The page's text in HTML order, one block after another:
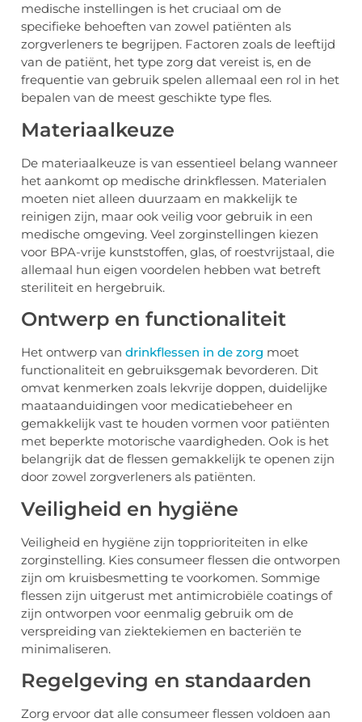
medische instellingen is het cruciaal om de
specifieke behoeften van zowel patiënten als
zorgverleners te begrijpen. Factoren zoals de leeftijd
van de patiënt, het type zorg dat vereist is, en de
frequentie van gebruik spelen allemaal een rol in het
bepalen van de meest geschikte type fles.
Materiaalkeuze
De materiaalkeuze is van essentieel belang wanneer
het aankomt op medische drinkflessen. Materialen
moeten niet alleen duurzaam en makkelijk te
reinigen zijn, maar ook veilig voor gebruik in een
medische omgeving. Veel zorginstellingen kiezen
voor BPA-vrije kunststoffen, glas, of roestvrijstaal, die
allemaal hun eigen voordelen hebben wat betreft
steriliteit en hergebruik.
Ontwerp en functionaliteit
Het ontwerp van drinkflessen in de zorg moet
functionaliteit en gebruiksgemak bevorderen. Dit
omvat kenmerken zoals lekvrije doppen, duidelijke
maataanduidingen voor medicatiebeheer en
gemakkelijk vast te houden vormen voor patiënten
met beperkte motorische vaardigheden. Ook is het
belangrijk dat de flessen gemakkelijk te openen zijn
door zowel zorgverleners als patiënten.
Veiligheid en hygiëne
Veiligheid en hygiëne zijn topprioriteiten in elke
zorginstelling. Kies consumeer flessen die ontworpen
zijn om kruisbesmetting te voorkomen. Sommige
flessen zijn uitgerust met antimicrobiële coatings of
zijn ontworpen voor eenmalig gebruik om de
verspreiding van ziektekiemen en bacteriën te
minimaliseren.
Regelgeving en standaarden
Zorg ervoor dat alle consumeer flessen voldoen aan